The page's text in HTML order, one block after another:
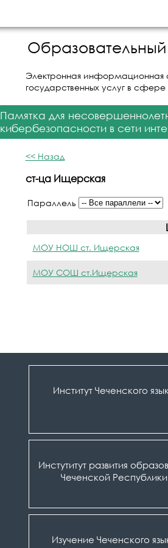
Электронная
государственных услуг в
Памятка для
кибербезопасности в сети
<< Назад
ст-ца Ищерская
Параллель
МОУ НОШ ст. Ищерская
МОУ СОШ ст.Ищерская
Институт Чеченского
Инстутитут развития
Чеченской Республики
Изучение Чеченского